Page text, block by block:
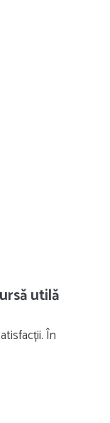
utilă
În